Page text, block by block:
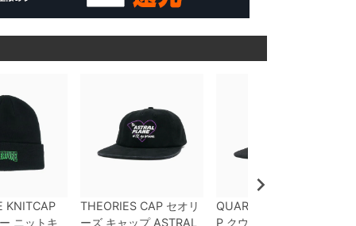
KNITCAP
ニットキ
THEORIES CAPセオリ
ーズキャップASTRAL
QUARTERSNACKS CA
P クウォータースナック